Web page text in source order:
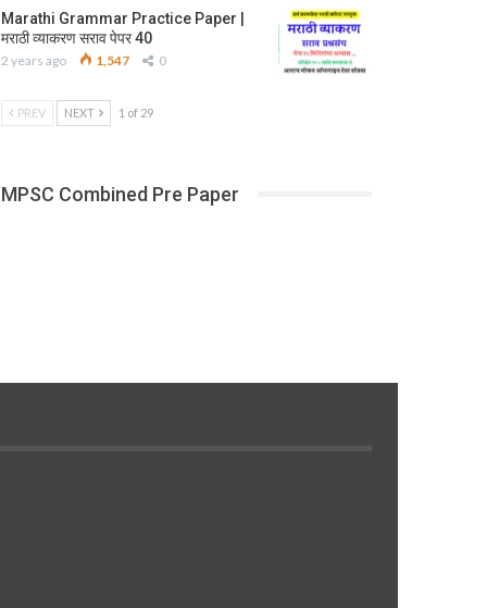
Marathi Grammar Practice Paper |
मराठी व्याकरण सराव पेपर 40
2 years ago 1,547 0
PREV NEXT 1 of 29
MPSC Combined Pre Paper